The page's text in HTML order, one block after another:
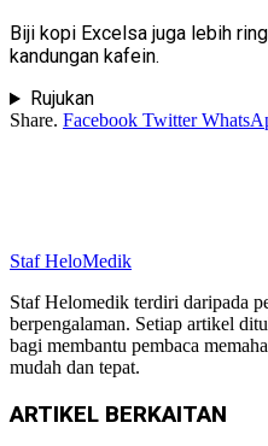
Biji kopi Excelsa juga lebih
kandungan kafein.
Rujukan
Share. Facebook Twitter
Staf HeloMedik
Staf Helomedik terdiri daripada
berpengalaman. Setiap artikel
bagi membantu pembaca
mudah dan tepat.
ARTIKEL BERKAITAN